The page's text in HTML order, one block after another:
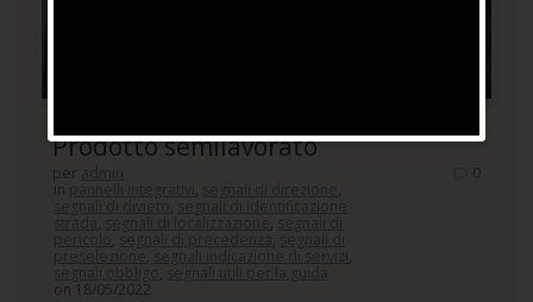
Prodotto semilavorato
per
in
,
,
,
, ,
, ,
,
,
,
on 18/05/2022
0